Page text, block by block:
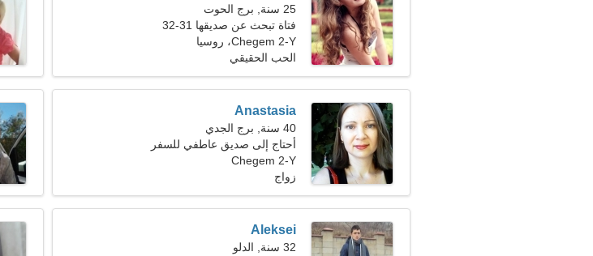
25 سنة, برج الحوت
فتاة تبحث عن صديقها 31-32
Chegem 2-Y، روسيا
الحب الحقيقي
Anastasia
40 سنة, برج الجدي
أحتاج إلى صديق عاطفي للسفر
Chegem 2-Y
زواج
Aleksei
32 سنة, الدلو